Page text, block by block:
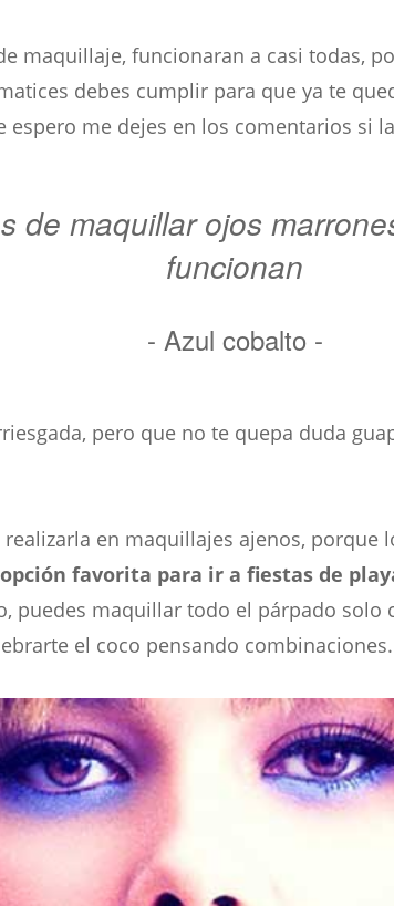
maquillaje, funcionaran a casi todas,
debes cumplir para que ya te
espero me dejes en los comentarios si
de maquillar ojos
funcionan
- Azul cobalto -
pero que no te quepa duda
en maquillajes ajenos, porque
favorita para ir a fiestas de
puedes maquillar todo el párpado solo
el coco pensando combinaciones.